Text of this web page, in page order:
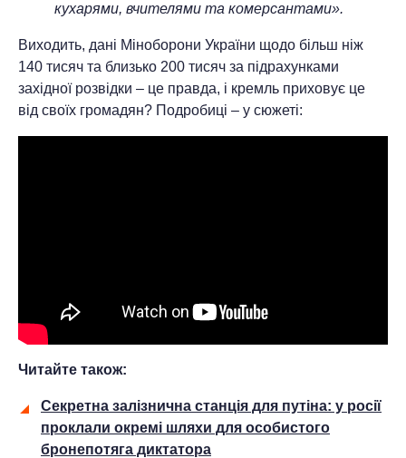
кухарями, вчителями та комерсантами».
Виходить, дані Міноборони України щодо більш ніж
140 тисяч та близько 200 тисяч за підрахунками
західної розвідки – це правда, і кремль приховує це
від своїх громадян? Подробиці – у сюжеті:
Читайте також:
Секретна залізнична станція для путіна: у росії
проклали окремі шляхи для особистого
бронепотяга диктатора